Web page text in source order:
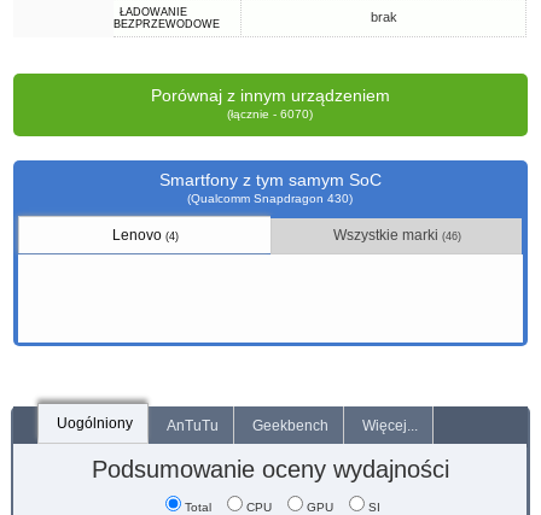
ŁADOWANIE
BEZPRZEWODOWE
brak
Porównaj z innym urządzeniem
(łącznie - 6070)
Smartfony z tym samym SoC
(Qualcomm Snapdragon 430)
Lenovo (4) Wszystkie marki (46)
Uogólniony AnTuTu Geekbench Więcej...
Podsumowanie oceny wydajności
Total CPU GPU SI